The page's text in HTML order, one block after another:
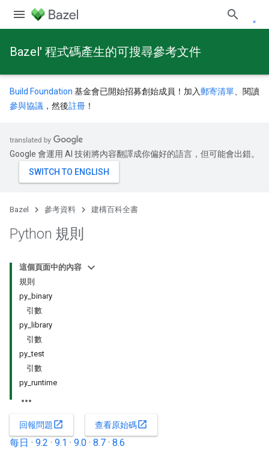
Bazel' 程式碼產生的可搜尋參考文件
Build Foundation 基金會已開始招募創始成員！加入郵寄清單 、閱讀
參與協議 ，然後註冊 ！
Google 會運用 AI 技術將內容翻譯成你偏好的語言，但可能會出錯。
Bazel 參考資料 建構百科全書
Python 規則
這個頁面中的內容
規則
py_binary
引數
py_library
引數
py_test
引數
py_runtime
回報問題open_in_new 查看原始碼open_in_new
每日 · 9.2 · 9.1 · 9.0 · 8.7 · 8.6